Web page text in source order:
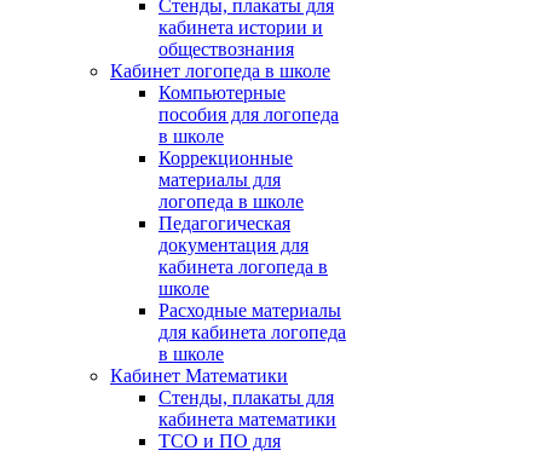
Стенды, плакаты для
кабинета истории и
обществознания
Кабинет логопеда в школе
Компьютерные
пособия для логопеда
в школе
Коррекционные
материалы для
логопеда в школе
Педагогическая
документация для
кабинета логопеда в
школе
Расходные материалы
для кабинета логопеда
в школе
Кабинет Математики
Стенды, плакаты для
кабинета математики
ТСО и ПО для